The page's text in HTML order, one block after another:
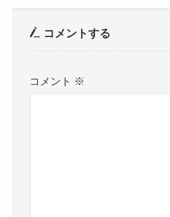
コメントする
コメント ※